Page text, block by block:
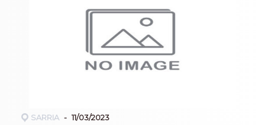
SARRIA 11/03/2023